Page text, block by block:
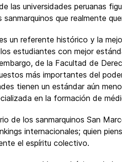
las universidades peruanas
que realmente
un referente histórico y la
estudiantes con mejor
de la Facultad de
más importantes del
tienen un estándar aún
en la formación de
de los sanmarquinos San
internacionales; quien
el espíritu colectivo.